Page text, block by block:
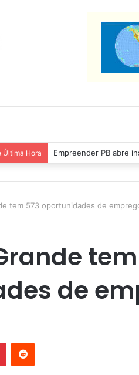
Última Hora Lucas Ribeiro
tem 573 oportunidades de
de